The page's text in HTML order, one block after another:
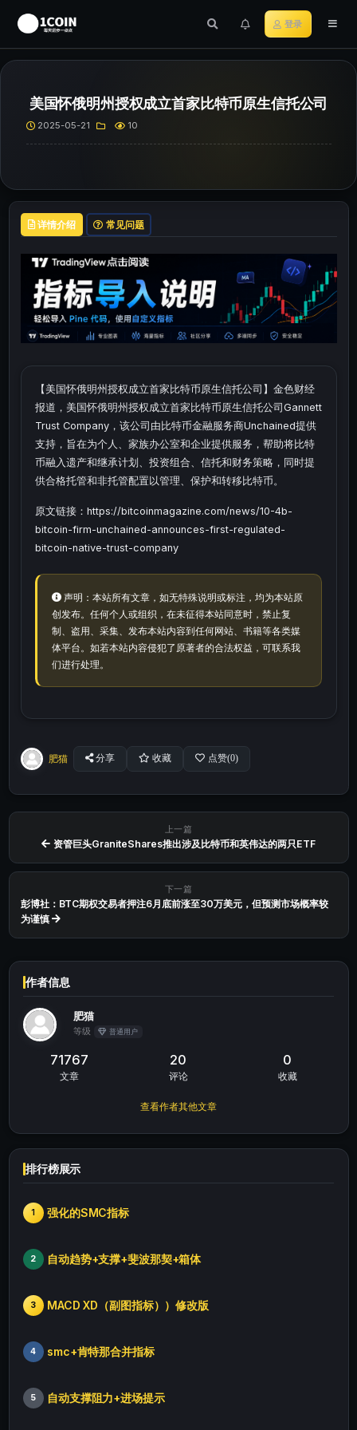
登录
美国怀俄明州授权成立首家比特币原生信托公司
2025-05-21 10
详情介绍 常见问题
【美国怀俄明州授权成立首家比特币原生信托公司】金色财经
报道，美国怀俄明州授权成立首家比特币原生信托公司Gannett
Trust Company，该公司由比特币金融服务商Unchained提供
支持，旨在为个人、家族办公室和企业提供服务，帮助将比特
币融入遗产和继承计划、投资组合、信托和财务策略，同时提
供合格托管和非托管配置以管理、保护和转移比特币。
原文链接：https://bitcoinmagazine.com/news/10-4b-
bitcoin-firm-unchained-announces-first-regulated-
bitcoin-native-trust-company
声明：本站所有文章，如无特殊说明或标注，均为本站原
创发布。任何个人或组织，在未征得本站同意时，禁止复
制、盗用、采集、发布本站内容到任何网站、书籍等各类媒
体平台。如若本站内容侵犯了原著者的合法权益，可联系我
们进行处理。
肥猫 分享 收藏 点赞(0)
上一篇
资管巨头GraniteShares推出涉及比特币和英伟达的两只ETF
下一篇
彭博社：BTC期权交易者押注6月底前涨至30万美元，但预测市场概率较
为谨慎
作者信息
肥猫
等级 普通用户
71767
文章
20
评论
0
收藏
查看作者其他文章
排行榜展示
1 强化的SMC指标
2 自动趋势+支撑+斐波那契+箱体
3 MACD XD（副图指标））修改版
4 smc+肯特那合并指标
5 自动支撑阻力+进场提示